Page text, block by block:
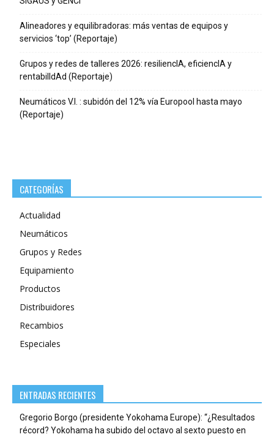
Alineadores y equilibradoras: más ventas de equipos y
servicios ‘top’ (Reportaje)
Grupos y redes de talleres 2026: resiliencIA, eficiencIA y
rentabilIdAd (Reportaje)
Neumáticos V.I. : subidón del 12% vía Europool hasta mayo
(Reportaje)
CATEGORÍAS
Actualidad
Neumáticos
Grupos y Redes
Equipamiento
Productos
Distribuidores
Recambios
Especiales
ENTRADAS RECIENTES
Gregorio Borgo (presidente Yokohama Europe): “¿Resultados
récord? Yokohama ha subido del octavo al sexto puesto en